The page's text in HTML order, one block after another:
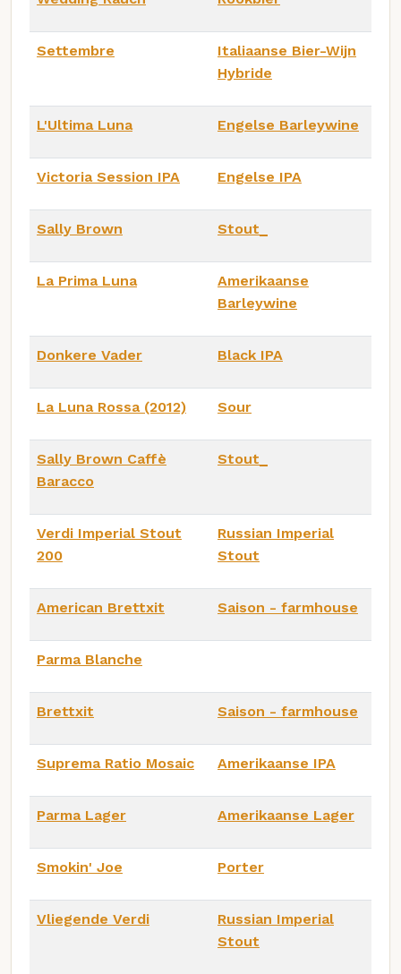
Settembre
Italiaanse Bier-Wijn
Hybride
L'Ultima Luna Engelse Barleywine
Victoria Session IPA Engelse IPA
Sally Brown Stout_
La Prima Luna
Amerikaanse
Barleywine
Donkere Vader Black IPA
La Luna Rossa (2012) Sour
Sally Brown Caffè
Baracco
Stout_
Verdi Imperial Stout
200
Russian Imperial
Stout
American Brettxit Saison - farmhouse
Parma Blanche
Brettxit Saison - farmhouse
Suprema Ratio Mosaic Amerikaanse IPA
Parma Lager Amerikaanse Lager
Smokin' Joe Porter
Vliegende Verdi
Russian Imperial
Stout